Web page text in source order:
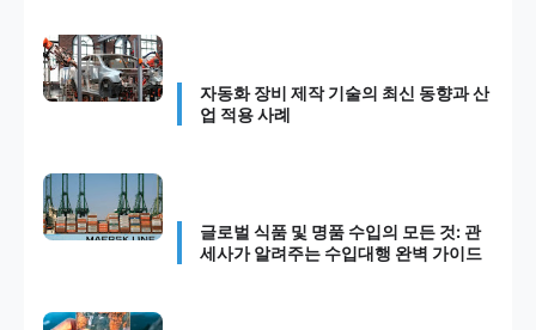
자동화 장비 제작 기술의 최신 동향과 산
업 적용 사례
글로벌 식품 및 명품 수입의 모든 것: 관
세사가 알려주는 수입대행 완벽 가이드